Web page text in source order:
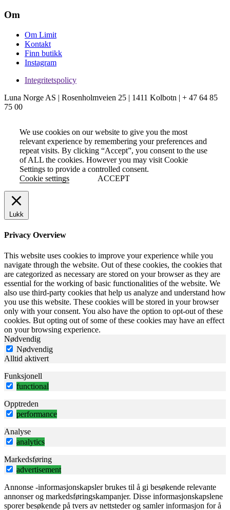
Om
Om Limit
Kontakt
Finn butikk
Instagram
Integritetspolicy
Luna Norge AS | Rosenholmveien 25 | 1411 Kolbotn | + 47 64 85
75 00
We use cookies on our website to give you the most
relevant experience by remembering your preferences and
repeat visits. By clicking “Accept”, you consent to the use
of ALL the cookies. However you may visit Cookie
Settings to provide a controlled consent.
Cookie settings
ACCEPT
Lukk
Privacy Overview
This website uses cookies to improve your experience while you
navigate through the website. Out of these cookies, the cookies that
are categorized as necessary are stored on your browser as they are
essential for the working of basic functionalities of the website. We
also use third-party cookies that help us analyze and understand how
you use this website. These cookies will be stored in your browser
only with your consent. You also have the option to opt-out of these
cookies. But opting out of some of these cookies may have an effect
on your browsing experience.
Nødvendig
Nødvendig
Alltid aktivert
Funksjonell
functional
Opptreden
performance
Analyse
analytics
Markedsføring
advertisement
Annonse -informasjonskapsler brukes til å gi besøkende relevante
annonser og markedsføringskampanjer. Disse informasjonskapslene
sporer besøkende på tvers av nettsteder og samler informasjon for å